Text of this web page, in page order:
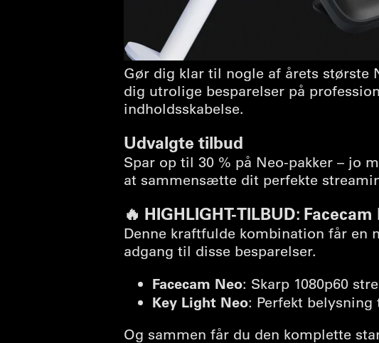
Gør dig klar til nogle af årets største
dig utrolige besparelser på
indholdsskabelse.
Udvalgte tilbud
Spar op til 30 % på Neo-pakker – jo
at sammensætte dit perfekte
🔥 HIGHLIGHT-TILBUD:
Denne kraftfulde kombination får en
adgang til disse besparelser.
Facecam Neo: Skarp 1080p60
Key Light Neo: Perfekt
Og sammen får du den komplette